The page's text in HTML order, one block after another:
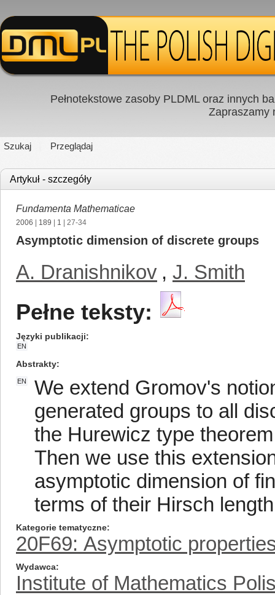
Pełnotekstowe zasoby PLDML oraz innych
Zapraszamy
Szukaj Przeglądaj
Artykuł - szczegóły
Fundamenta Mathematicae
2006 189 1 | 27-34
Asymptotic dimension of discrete groups
A. Dranishnikov , J. Smith
Pełne teksty:
Języki publikacji
EN
Abstrakty
EN
We extend Gromov's
generated groups to all
the Hurewicz type
Then we use this
asymptotic dimension of
terms of their Hirsch
Kategorie tematyczne
20F69: Asymptotic
Wydawca
Institute of Mathematics